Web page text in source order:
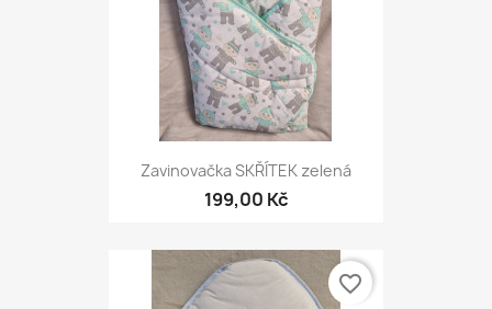
Zavinovačka SKŘÍTEK zelená
199,00 Kč
favorite_border